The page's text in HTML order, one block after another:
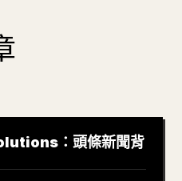
：頭條新聞背